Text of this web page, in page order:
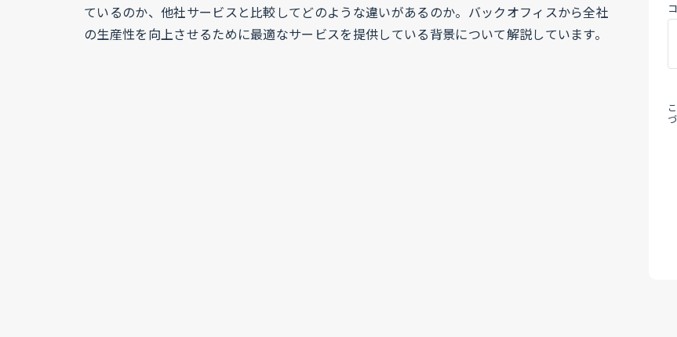
ているのか、他社サービスと比較してどのような違いがあるのか。バックオフィスから全社
の生産性を向上させるために最適なサービスを提供している背景について解説しています。